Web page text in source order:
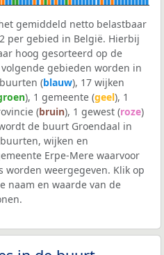
gemiddeld netto belastbaar
per gebied in België. Hierbij
hoog gesorteerd op de
gebieden worden in
(blauw), 17 wijken
), 1 gemeente (geel), 1
(bruin), 1 gewest (roze)
de buurt Groendaal in
wijken en
Erpe-Mere waarvoor
worden weergegeven. Klik op
naam en waarde van de